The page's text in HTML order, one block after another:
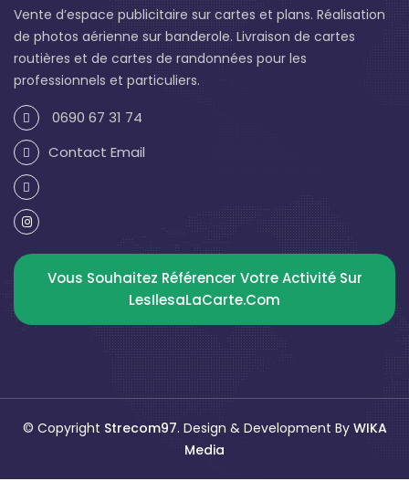
Vente d’espace publicitaire sur cartes et plans. Réalisation
de photos aérienne sur banderole. Livraison de cartes
routières et de cartes de randonnées pour les
professionnels et particuliers.
0690 67 31 74
Contact Email
Vous Souhaitez Référencer Votre Activité Sur
LesIlesaLaCarte.com
© Copyright Strecom97. Design & Development By WIKA
Media